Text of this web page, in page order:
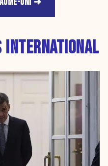
INTERNATIONAL